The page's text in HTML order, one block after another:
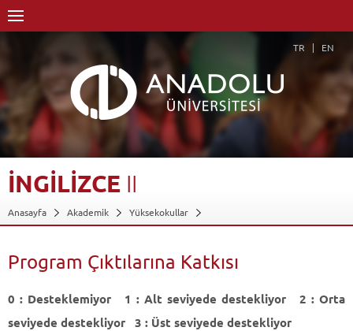
TR EN
İNGİLİZCE II
Anasayfa Akademik
Yüksekokullar
Grafik Sanatlar Programı
Dersler - AKTS Kredileri
Program Çıktılarına Katkısı
Program Çıktılarına Katkısı
0 : Desteklemiyor 1 : Alt seviyede destekliyor 2 : Orta
seviyede destekliyor 3 : Üst seviyede destekliyor